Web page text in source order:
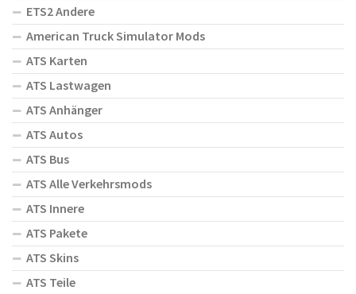
ETS2 Andere
American Truck Simulator Mods
ATS Karten
ATS Lastwagen
ATS Anhänger
ATS Autos
ATS Bus
ATS Alle Verkehrsmods
ATS Innere
ATS Pakete
ATS Skins
ATS Teile